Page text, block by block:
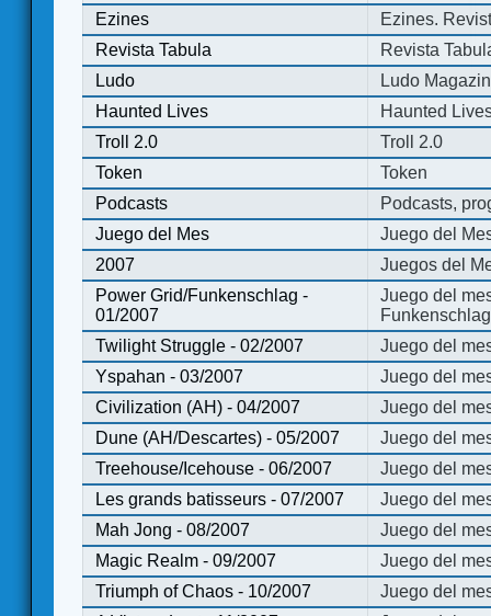
Ezines
Ezines.
Revista Tabula
Revista
Ludo
Ludo
Haunted Lives
Haunted
Troll 2.0
Troll 2.0
Token
Token
Podcasts
Podcasts,
Juego del Mes
Juego del
2007
Juegos del
Power Grid/Funkenschlag -
01/2007
Juego del
Twilight Struggle - 02/2007
Juego del
Yspahan - 03/2007
Juego del
Civilization (AH) - 04/2007
Juego del
Dune (AH/Descartes) - 05/2007
Juego del
Treehouse/Icehouse - 06/2007
Juego del
Les grands batisseurs - 07/2007
Juego del
Mah Jong - 08/2007
Juego del
Magic Realm - 09/2007
Juego del
Triumph of Chaos - 10/2007
Juego del